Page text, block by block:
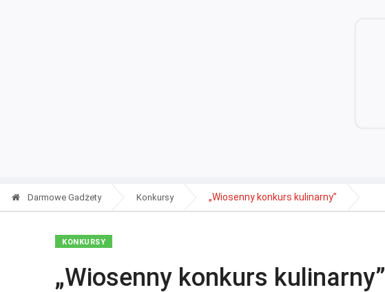
Darmowe Gadżety Konkursy „Wiosenny konkurs kulinarny”
KONKURSY
„Wiosenny konkurs kulinarny”